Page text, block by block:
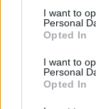
consent section.
I want to
Personal
Opted In
I want to
Personal
Opted In